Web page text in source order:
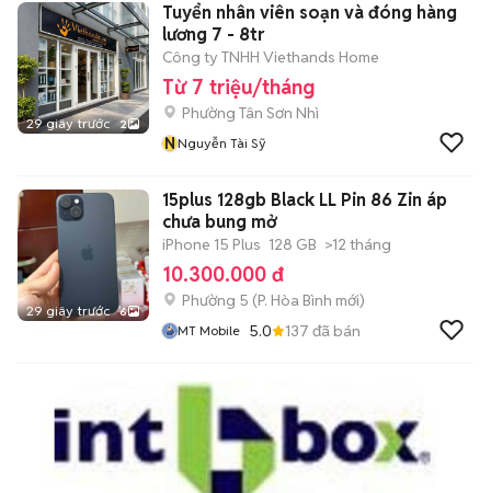
29 giây trước 2
Tuyển nhân viên soạn và đóng hàng
lương 7 - 8tr
Công ty TNHH Viethands Home
Từ 7 triệu/tháng
Phường Tân Sơn Nhì
NNguyễn Tài Sỹ
29 giây trước 6
15plus 128gb Black LL Pin 86 Zin áp
chưa bung mở
iPhone 15 Plus 128 GB >12 tháng
10.300.000 đ
Phường 5 (P. Hòa Bình mới)
MT Mobile 5.0 137 đã bán